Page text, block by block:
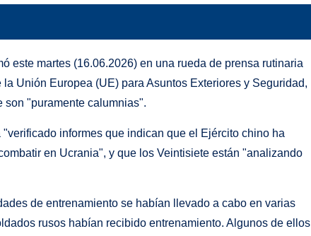
este martes (16.06.2026) en una rueda de prensa rutinaria
Unión Europea (UE) para Asuntos Exteriores y Seguridad,
son "puramente calumnias".
informes que indican que el Ejército chino ha
en Ucrania", y que los Veintisiete están "analizando
de entrenamiento se habían llevado a cabo en varias
rusos habían recibido entrenamiento. Algunos de ellos